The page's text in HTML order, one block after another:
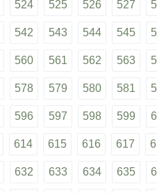
524 525 526 527
542 543 544 545
560 561 562 563
578 579 580 581
596 597 598 599
614 615 616 617
632 633 634 635